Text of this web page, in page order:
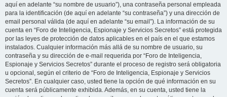
aquí en adelante “su nombre de usuario”), una contraseña personal empleada
para la identificación (de aquí en adelante “su contraseña”) y una dirección de
email personal válida (de aquí en adelante “su email”). La información de su
cuenta en “Foro de Inteligencia, Espionaje y Servicios Secretos” está protegida
por las leyes de protección de datos aplicables en el país en el que estamos
instalados. Cualquier información más allá de su nombre de usuario, su
contraseña y su dirección de e-mail requerida por “Foro de Inteligencia,
Espionaje y Servicios Secretos” durante el proceso de registro será obligatoria
u opcional, según el criterio de “Foro de Inteligencia, Espionaje y Servicios
Secretos”. En cualquier caso, usted tiene la opción de qué información en su
cuenta será públicamente exhibida. Además, en su cuenta, usted tiene la